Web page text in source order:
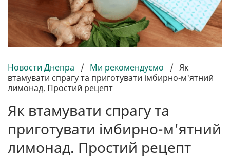
Новости Днепра / Ми рекомендуємо / Як
втамувати спрагу та приготувати імбирно-м'ятний
лимонад. Простий рецепт
Як втамувати спрагу та
приготувати імбирно-м'ятний
лимонад. Простий рецепт